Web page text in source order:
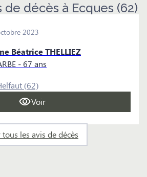
de décès à Ecques (62)
2023
Béatrice THELLIEZ
- 67 ans
(62)
Voir
les avis de décès